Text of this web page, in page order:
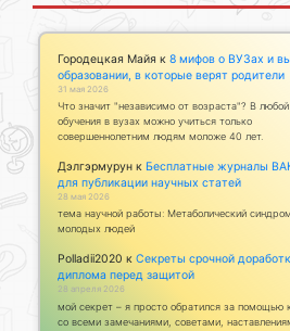
Городецкая Майя к 8 мифов о ВУЗах и
образовании, в которые верят родители
31 мая 2026
Что значит "независимо от возраста"? В
обучения в вузах можно учиться только
совершеннолетним людям моложе 40 лет.
Дэлгэрмурун к Бесплатные журналы
для публикации научных статей
28 мая 2026
тема научной работы: Метаболический
молодых людей
Polladii2020 к Секреты срочной
диплома перед защитой
28 апреля 2026
мой секрет – я просто обратился за помощью
со всеми замечаниями, советами,